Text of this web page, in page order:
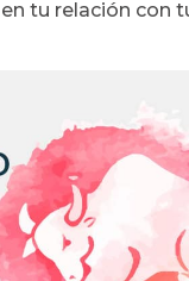
tu relación con